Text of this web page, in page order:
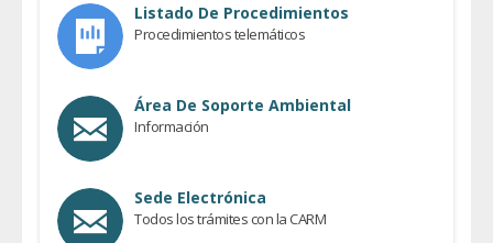
Listado De Procedimientos
Procedimientos telemáticos
Área De Soporte Ambiental
Información
Sede Electrónica
Todos los trámites con la CARM